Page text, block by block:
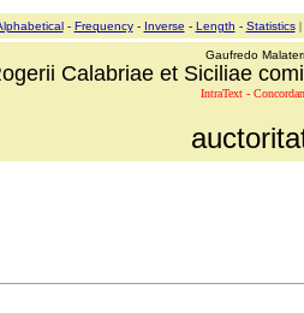
- Frequency- Inverse - Length - Statistics|
Gaufredo
Calabriae et Siciliae
IntraText -